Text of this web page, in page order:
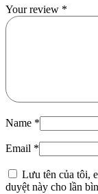
Your review *
Name *
Email *
Lưu tên của tôi,
duyệt này cho lần